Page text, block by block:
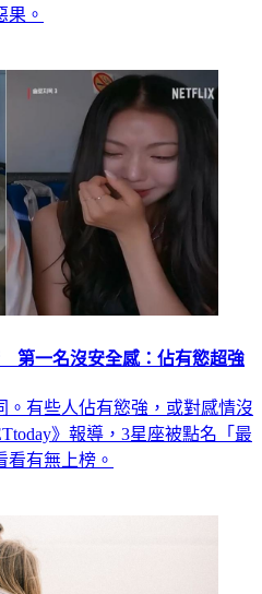
果。
第一名沒安全感：佔有慾超強
有些人佔有慾強，或對感情沒
》報導，3星座被點名「最
看有無上榜。